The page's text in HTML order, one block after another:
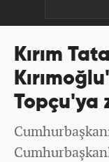
Kırım
Topçu'ya